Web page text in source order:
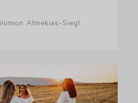
Almekias-Siegl